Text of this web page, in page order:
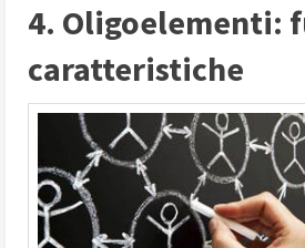
4. Oligoelementi:
caratteristiche